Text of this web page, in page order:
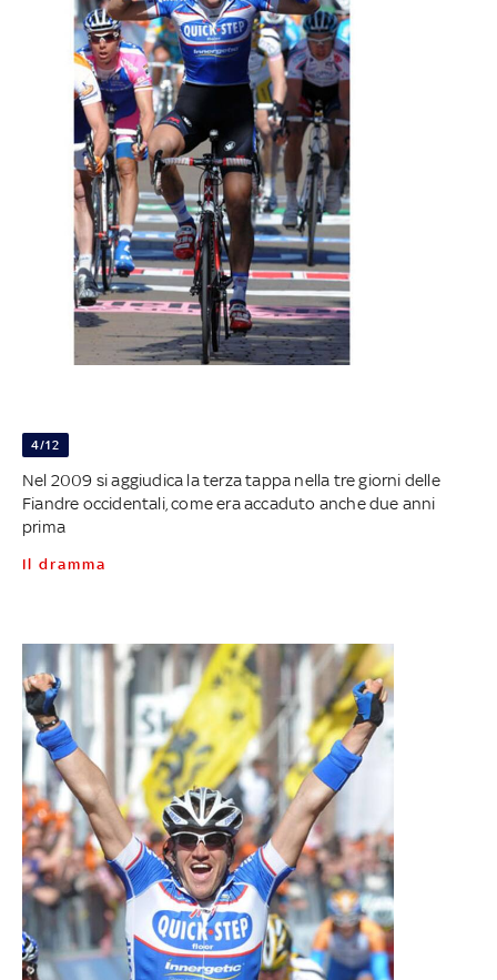
4/12
Nel 2009 si aggiudica la terza tappa nella tre giorni delle
Fiandre occidentali, come era accaduto anche due anni
prima
Il dramma